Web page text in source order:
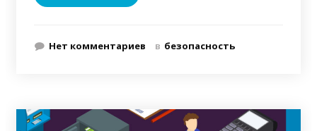
Нет комментариев в безопасность